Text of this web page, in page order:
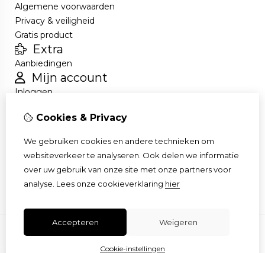
Algemene voorwaarden
Privacy & veiligheid
Gratis product
Extra
Aanbiedingen
Mijn account
Inloggen
Nieuwsbrief
Contact
Cookies & Privacy
We gebruiken cookies en andere technieken om
websiteverkeer te analyseren. Ook delen we informatie
over uw gebruik van onze site met onze partners voor
analyse. Lees onze cookieverklaring hier
Accepteren Weigeren
Cookie-instellingen